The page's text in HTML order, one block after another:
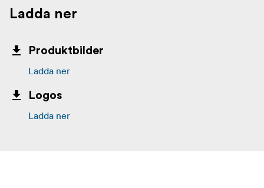
Ladda ner
Produktbilder
Ladda ner
Logos
Ladda ner